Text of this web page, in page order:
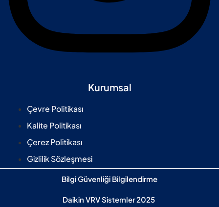
Kurumsal
Çevre Politikası
Kalite Politikası
Çerez Politikası
Gizlilik Sözleşmesi
Bilgi Güvenliği Bilgilendirme
Daikin VRV Sistemler 2025